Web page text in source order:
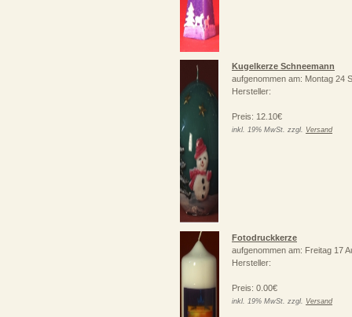
Kugelkerze Schneemann
aufgenommen am: Montag 24
Hersteller:
Preis: 12.10€
inkl. 19% MwSt. zzgl. Versand
Fotodruckkerze
aufgenommen am: Freitag 17
Hersteller:
Preis: 0.00€
inkl. 19% MwSt. zzgl. Versand